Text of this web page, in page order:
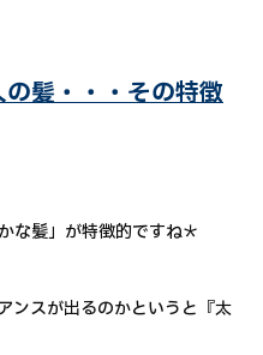
髪・・・その特徴
な髪」が特徴的ですね＊
ンスが出るのかというと『太